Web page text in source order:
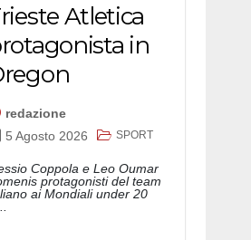
Atletica
in
redazione
5 Agosto 2026
SPORT
Coppola e Leo Oumar
protagonisti del team
ai Mondiali under 20